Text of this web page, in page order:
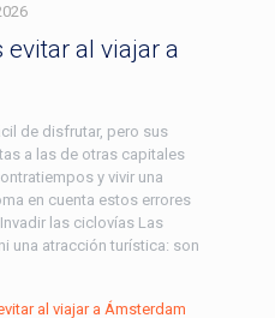
evitar al viajar a
de disfrutar, pero sus
a las de otras capitales
y vivir una
en cuenta estos errores
las ciclovías Las
una atracción turística: son
al viajar a Ámsterdam